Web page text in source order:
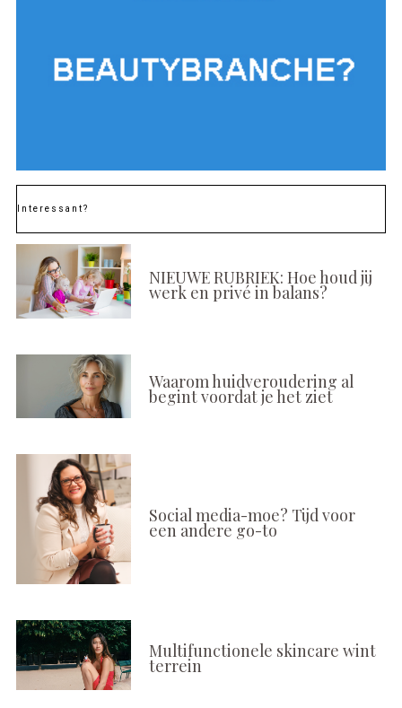
Interessant?
NIEUWE RUBRIEK: Hoe houd jij
werk en privé in balans?
Waarom huidveroudering al
begint voordat je het ziet
Social media-moe? Tijd voor
een andere go-to
Multifunctionele skincare wint
terrein